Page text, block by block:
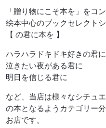
「贈り物にこそ本を」をコ
絵本中心のブックセレクト
【 の君に本を 】
ハラハラドキドキ好きの君に
泣きたい夜がある君に
明日を信じる君に
など、当店は様々なシチュ
の本となるようカテゴリー
お店です。